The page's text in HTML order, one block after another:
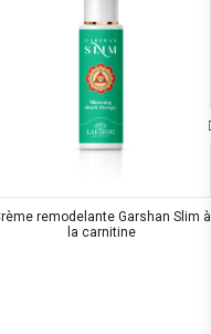
remodelante Garshan Slim à
la carnitine